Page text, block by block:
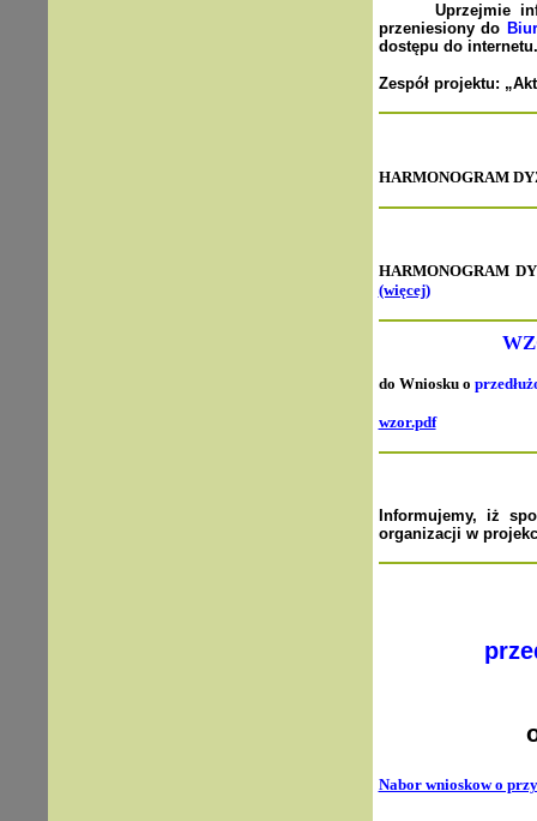
Uprzejmie
przeniesiony do
dostępu do internetu.
Zespół projektu:
HARMONOGRAM
HARMONOGRAM
(więcej)
do Wniosku o
wzor.pdf
Informujemy, iż
organizacji w
Nabor wnioskow o